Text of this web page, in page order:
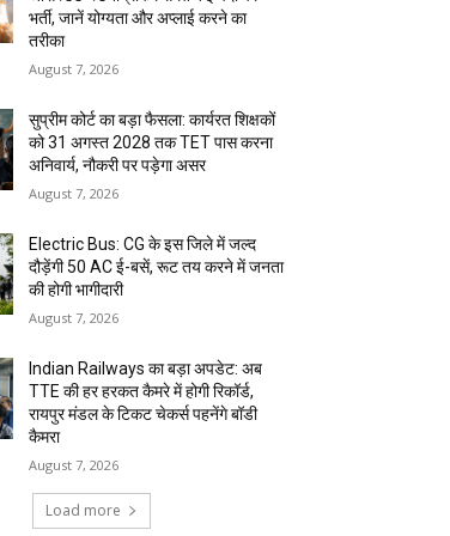
भर्ती, जानें योग्यता और अप्लाई करने का
तरीका
August 7, 2026
सुप्रीम कोर्ट का बड़ा फैसला: कार्यरत शिक्षकों
को 31 अगस्त 2028 तक TET पास करना
अनिवार्य, नौकरी पर पड़ेगा असर
August 7, 2026
Electric Bus: CG के इस जिले में जल्द
दौड़ेंगी 50 AC ई-बसें, रूट तय करने में जनता
की होगी भागीदारी
August 7, 2026
Indian Railways का बड़ा अपडेट: अब
TTE की हर हरकत कैमरे में होगी रिकॉर्ड,
रायपुर मंडल के टिकट चेकर्स पहनेंगे बॉडी
कैमरा
August 7, 2026
Load more